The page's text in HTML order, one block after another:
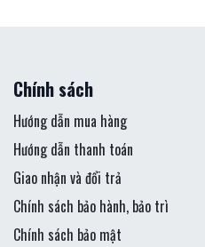
Chính sách
Hướng dẫn mua hàng
Hướng dẫn thanh toán
Giao nhận và đổi trả
Chính sách bảo hành, bảo trì
Chính sách bảo mật